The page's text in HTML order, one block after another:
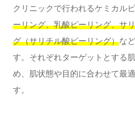
クリニックで行われるケミカルピ
ーリング、乳酸ピーリング、サ
グ（サリチル酸ピーリング）な
す。それぞれターゲットとする
め、肌状態や目的に合わせて最
す。